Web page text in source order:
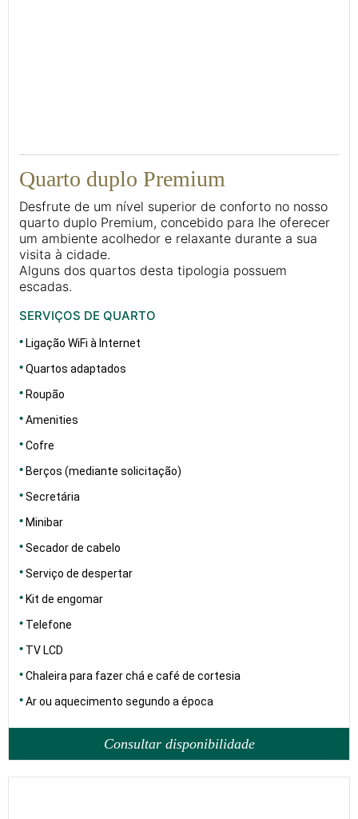
Quarto duplo Premium
Desfrute de um nível superior de conforto no nosso
quarto duplo Premium, concebido para lhe oferecer
um ambiente acolhedor e relaxante durante a sua
visita à cidade.
Alguns dos quartos desta tipologia possuem
escadas.
SERVIÇOS DE QUARTO
Ligação WiFi à Internet
Quartos adaptados
Roupão
Amenities
Cofre
Berços (mediante solicitação)
Secretária
Minibar
Secador de cabelo
Serviço de despertar
Kit de engomar
Telefone
TV LCD
Chaleira para fazer chá e café de cortesia
Ar ou aquecimento segundo a época
Consultar disponibilidade